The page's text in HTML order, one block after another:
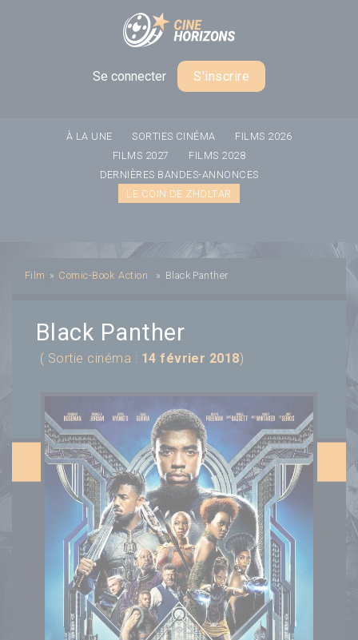
Se connecter S'inscrire
À LA UNE SORTIES CINÉMA
FILMS 2026
FILMS 2027
FILMS 2028
DERNIÈRES BANDES-ANNONCES
LE COIN DE ZHOLTAR
Film » Comic-Book Action » Black Panther
Black Panther
( Sortie cinéma : 14 février 2018)
Panneau de gestion des cookies